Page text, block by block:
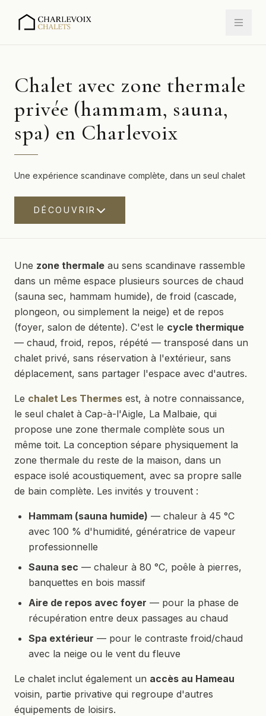
Chalet avec zone thermale
privée (hammam, sauna,
spa) en Charlevoix
Une expérience scandinave complète, dans un seul chalet
DÉCOUVRIR
Une zone thermale au sens scandinave rassemble
dans un même espace plusieurs sources de chaud
(sauna sec, hammam humide), de froid (cascade,
plongeon, ou simplement la neige) et de repos
(foyer, salon de détente). C'est le cycle thermique
— chaud, froid, repos, répété — transposé dans un
chalet privé, sans réservation à l'extérieur, sans
déplacement, sans partager l'espace avec d'autres.
Le chalet Les Thermes est, à notre connaissance,
le seul chalet à Cap-à-l'Aigle, La Malbaie, qui
propose une zone thermale complète sous un
même toit. La conception sépare physiquement la
zone thermale du reste de la maison, dans un
espace isolé acoustiquement, avec sa propre salle
de bain complète. Les invités y trouvent :
Hammam (sauna humide) — chaleur à 45 °C
avec 100 % d'humidité, génératrice de vapeur
professionnelle
Sauna sec — chaleur à 80 °C, poêle à pierres,
banquettes en bois massif
Aire de repos avec foyer — pour la phase de
récupération entre deux passages au chaud
Spa extérieur — pour le contraste froid/chaud
avec la neige ou le vent du fleuve
Le chalet inclut également un accès au Hameau
voisin, partie privative qui regroupe d'autres
équipements de loisirs.